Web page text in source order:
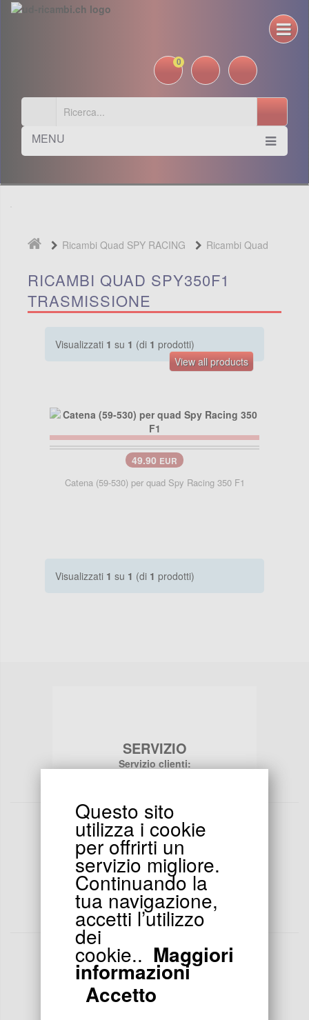
0
MENU
Ricambi Quad SPY RACING
Ricambi Quad
SPY350F1
Trasmissione
RICAMBI QUAD SPY350F1
TRASMISSIONE
Visualizzati 1 su 1 (di 1 prodotti)
View all products
49.90 EUR
Catena (59-530) per quad Spy Racing 350 F1
Visualizzati 1 su 1 (di 1 prodotti)
SERVIZIO
Servizio clienti:
PAGAMENTO
Pagamento sicuro :
tutte le transazioni sono sicure al 100%
INDIRIZZO
Questo sito
utilizza i cookie
per offrirti un
servizio migliore.
Continuando la
tua navigazione,
accetti l’utilizzo
dei
cookie.. Maggiori
informazioni
Accetto